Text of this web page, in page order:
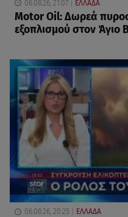
06.08.26, 21:07 ΕΛΛΑΔΑ
Motor Oil: Δωρεά
εξοπλισμού στον Άγιο
06.08.26, 20:25 ΕΛΛΑΔΑ